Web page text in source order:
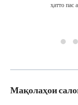
ҳатто пас
Мақолаҳои